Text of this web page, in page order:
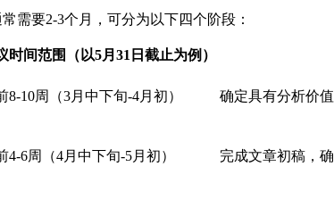
需要2-3个月，可分为以下四个阶段：
时间范围（以5月31日截止为例）
8-10周（3月中下旬-4月初） 确定具有分析价
4-6周（4月中下旬-5月初） 完成文章初稿，